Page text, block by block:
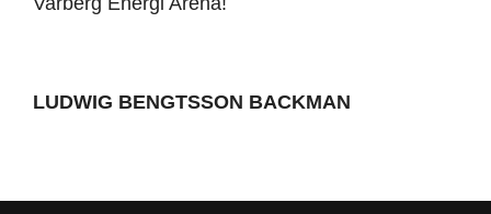
LUDWIG BENGTSSON BACKMAN